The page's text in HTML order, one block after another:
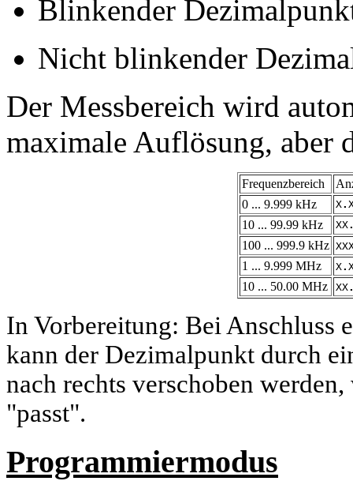
Blinkender
Nicht blinkender
Der Messbereich wird
maximale Auflösung, aber
Frequenzbereich
0 ... 9.999 kHz
X.
10 ... 99.99 kHz XX
100 ... 999.9 kHz
1 ... 9.999 MHz X.
10 ... 50.00 MHz XX
In Vorbereitung: Bei Anschluss
kann der Dezimalpunkt durch
nach rechts verschoben
"passt".
Programmiermodus